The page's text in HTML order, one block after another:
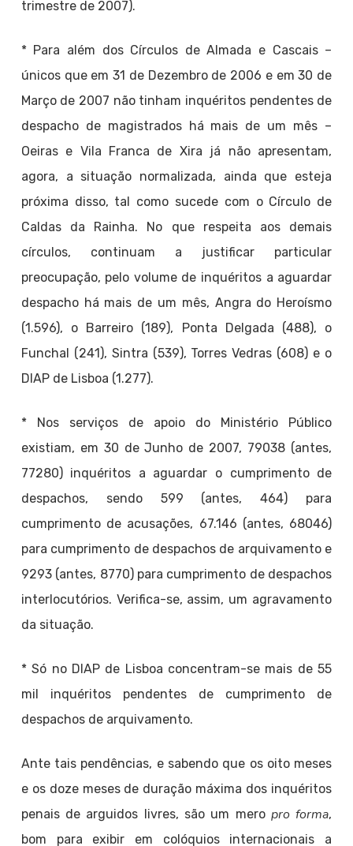
trimestre de 2007).
* Para além dos Círculos de Almada e Cascais –
únicos que em 31 de Dezembro de 2006 e em 30 de
Março de 2007 não tinham inquéritos pendentes de
despacho de magistrados há mais de um mês –
Oeiras e Vila Franca de Xira já não apresentam,
agora, a situação normalizada, ainda que esteja
próxima disso, tal como sucede com o Círculo de
Caldas da Rainha. No que respeita aos demais
círculos, continuam a justificar particular
preocupação, pelo volume de inquéritos a aguardar
despacho há mais de um mês, Angra do Heroísmo
(1.596), o Barreiro (189), Ponta Delgada (488), o
Funchal (241), Sintra (539), Torres Vedras (608) e o
DIAP de Lisboa (1.277).
* Nos serviços de apoio do Ministério Público
existiam, em 30 de Junho de 2007, 79038 (antes,
77280) inquéritos a aguardar o cumprimento de
despachos, sendo 599 (antes, 464) para
cumprimento de acusações, 67.146 (antes, 68046)
para cumprimento de despachos de arquivamento e
9293 (antes, 8770) para cumprimento de despachos
interlocutórios. Verifica-se, assim, um agravamento
da situação.
* Só no DIAP de Lisboa concentram-se mais de 55
mil inquéritos pendentes de cumprimento de
despachos de arquivamento.
Ante tais pendências, e sabendo que os oito meses
e os doze meses de duração máxima dos inquéritos
penais de arguidos livres, são um mero pro forma,
bom para exibir em colóquios internacionais a